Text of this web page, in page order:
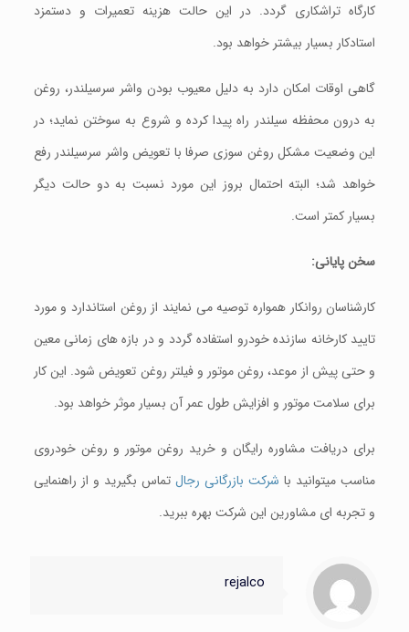
کارگاه تراشکاری گردد. در این حالت هزینه تعمیرات و دستمزد
استادکار بسیار بیشتر خواهد بود.
گاهی اوقات امکان دارد به دلیل معیوب بودن واشر سرسیلندر، روغن
به درون محفظه سیلندر راه پیدا کرده و شروع به سوختن نماید؛ در
این وضعیت مشکل روغن سوزی صرفا با تعویض واشر سرسیلندر رفع
خواهد شد؛ البته احتمال بروز این مورد نسبت به دو حالت دیگر
بسیار کمتر است.
سخن پایانی:
کارشناسان روانکار همواره توصیه می نمایند از روغن استاندارد و مورد
تایید کارخانه سازنده خودرو استفاده گردد و در بازه های زمانی معین
و حتی پیش از موعد، روغن موتور و فیلتر روغن تعویض شود. این کار
برای سلامت موتور و افزایش طول عمر آن بسیار موثر خواهد بود.
برای دریافت مشاوره رایگان و خرید روغن موتور و روغن خودروی
مناسب میتوانید با شرکت بازرگانی رجالتماس بگیرید و از راهنمایی
و تجربه ای مشاورین این شرکت بهره ببرید.
rejalco